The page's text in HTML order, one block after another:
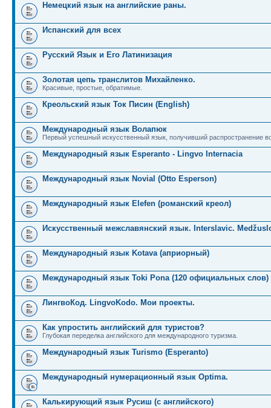
Немецкий язык на английские раны.
Испанский для всех
Русский Язык и Его Латинизация
Золотая цепь транслитов Михайленко.
Красивые, простые, обратимые.
Креольский язык Ток Писин (English)
Международный язык Волапюк
Первый успешный искусственный язык, получивший распространение
Международный язык Esperanto - Lingvo Internacia
Международный язык Novial (Otto Esperson)
Международный язык Elefen (романский креол)
Искусственный межславянский язык. Interslavic.
Международный язык Kotava (априорный)
Международный язык Toki Pona (120 официальных слов)
ЛингвоКод. LingvoKodo. Мои проекты.
Как упростить английский для туристов?
Глубокая переделка английского для международного туризма.
Международный язык Turismo (Esperanto)
Международный нумерационный язык Optima.
Калькирующий язык Русиш (с английского)